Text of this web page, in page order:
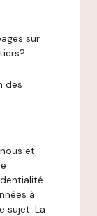
sur
des
et
à
sujet. La